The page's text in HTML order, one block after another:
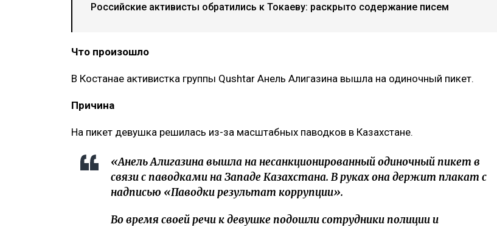
Российские активисты обратились к Токаеву: раскрыто содержание писем
Что произошло
В Костанае активистка группы Qushtar Анель Алигазина вышла на одиночный пикет.
Причина
На пикет девушка решилась из-за масштабных паводков в Казахстане.
«Анель Алигазина вышла на несанкционированный одиночный пикет в
связи с паводками на Западе Казахстана. В руках она держит плакат с
надписью «Паводки результат коррупции».
Во время своей речи к девушке подошли сотрудники полиции и